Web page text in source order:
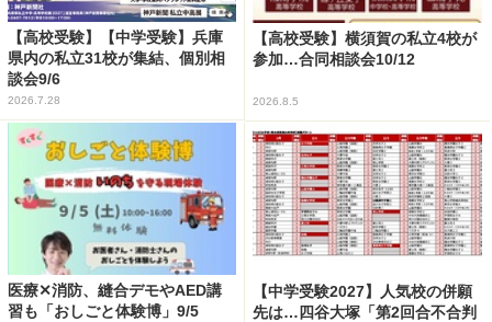
【高校受験】【中学受験】兵庫
県内の私立31校が集結、個別相
談会9/6
2026.7.28
【高校受験】横須賀の私立4校が
参加…合同相談会10/12
2026.8.5
医療✕消防、縫合デモやAED講
習も「おしごと体験博」9/5
【中学受験2027】人気校の併願
先は…四谷大塚「第2回合不合判